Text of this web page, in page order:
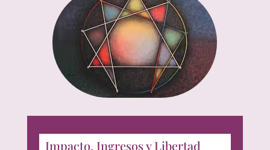
Impacto, Ingresos y Libertad